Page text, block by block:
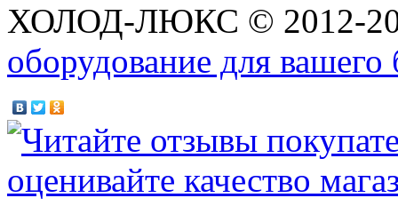
ХОЛОД-ЛЮКС © 2012-
оборудование для вашего